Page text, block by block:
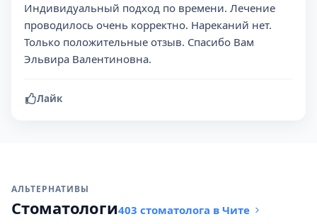
Индивидуальный подход по времени. Лечение
проводилось очень корректно. Нареканий нет.
Только положительные отзыв. Спасибо Вам
Эльвира Валентиновна.
Лайк
АЛЬТЕРНАТИВЫ
Стоматологи403 стоматолога в Чите